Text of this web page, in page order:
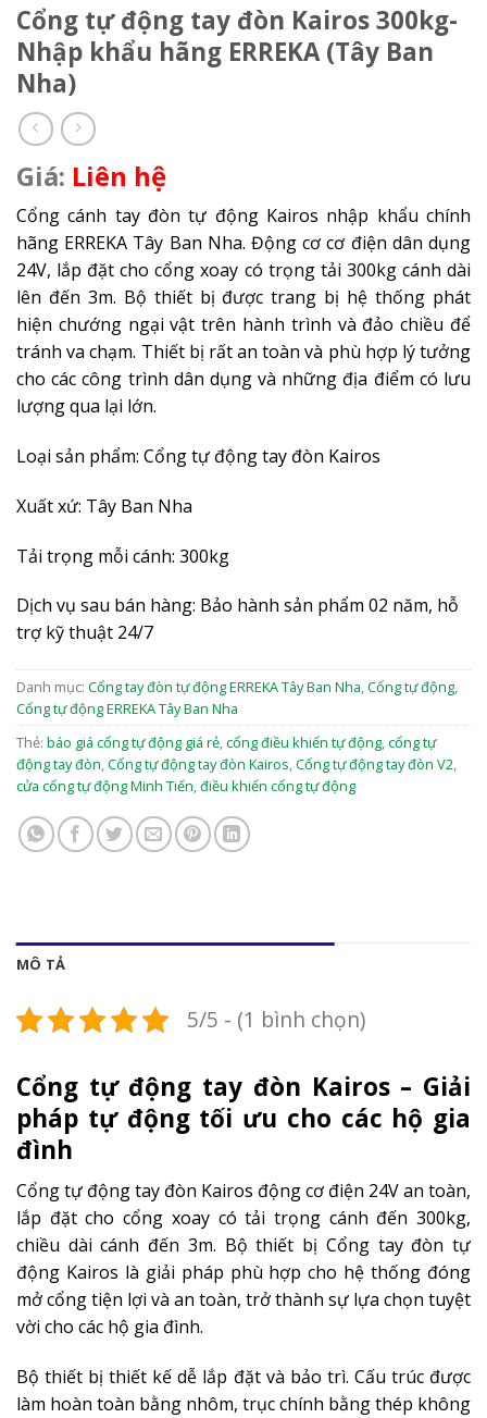
Cổng tự động tay đòn Kairos 300kg-
Nhập khẩu hãng ERREKA (Tây Ban
Nha)
Liên hệ
Cổng cánh tay đòn tự động Kairos nhập khẩu chính
hãng ERREKA Tây Ban Nha. Động cơ cơ điện dân dụng
24V, lắp đặt cho cổng xoay có trọng tải 300kg cánh dài
lên đến 3m. Bộ thiết bị được trang bị hệ thống phát
hiện chướng ngại vật trên hành trình và đảo chiều để
tránh va chạm. Thiết bị rất an toàn và phù hợp lý tưởng
cho các công trình dân dụng và những địa điểm có lưu
lượng qua lại lớn.
Loại sản phẩm: Cổng tự động tay đòn Kairos
Xuất xứ: Tây Ban Nha
Tải trọng mỗi cánh: 300kg
Dịch vụ sau bán hàng: Bảo hành sản phẩm 02 năm, hỗ
trợ kỹ thuật 24/7
Danh mục: Cổng tay đòn tự động ERREKA Tây Ban Nha,Cổng tự động,
Cổng tự động ERREKA Tây Ban Nha
Thẻ: báo giá cổng tự động giá rẻ,cổng điều khiển tự động,cổng tự
động tay đòn,Cổng tự động tay đòn Kairos,Cổng tự động tay đòn V2,
cửa cổng tự động Minh Tiến,điều khiển cổng tự động
MÔ TẢ
5/5 - (1 bình chọn)
Cổng tự động tay đòn Kairos – Giải
pháp tự động tối ưu cho các hộ gia
đình
Cổng tự động tay đòn Kairos động cơ điện 24V an toàn,
lắp đặt cho cổng xoay có tải trọng cánh đến 300kg,
chiều dài cánh đến 3m. Bộ thiết bị Cổng tay đòn tự
động Kairos là giải pháp phù hợp cho hệ thống đóng
mở cổng tiện lợi và an toàn, trở thành sự lựa chọn tuyệt
vời cho các hộ gia đình.
Bộ thiết bị thiết kế dễ lắp đặt và bảo trì. Cấu trúc được
làm hoàn toàn bằng nhôm, trục chính bằng thép không